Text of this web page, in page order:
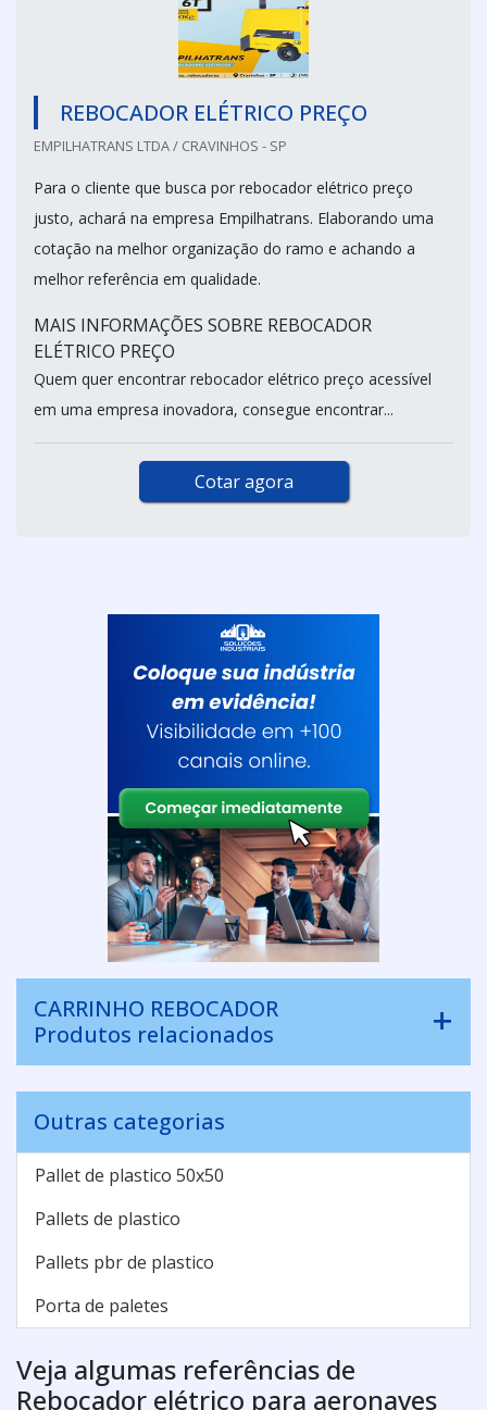
REBOCADOR ELÉTRICO PREÇO
EMPILHATRANS LTDA / CRAVINHOS - SP
Para o cliente que busca por rebocador elétrico preço
justo, achará na empresa Empilhatrans. Elaborando uma
cotação na melhor organização do ramo e achando a
melhor referência em qualidade.
MAIS INFORMAÇÕES SOBRE REBOCADOR
ELÉTRICO PREÇO
Quem quer encontrar rebocador elétrico preço acessível
em uma empresa inovadora, consegue encontrar...
Cotar agora
CARRINHO REBOCADOR
Produtos relacionados
Outras categorias
Pallet de plastico 50x50
Pallets de plastico
Pallets pbr de plastico
Porta de paletes
Veja algumas referências de
Rebocador elétrico para aeronaves